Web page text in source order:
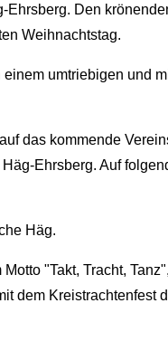
Den
Weihnachtstag.
umtriebigen und
das kommende
Ehrsberg. Auf
Häg.
"Takt, Tracht,
dem Kreistrachtenfest